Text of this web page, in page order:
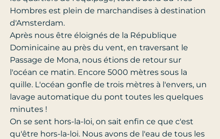
Hombres est plein de marchandises à destination
d'Amsterdam.
Après nous être éloignés de la République
Dominicaine au près du vent, en traversant le
Passage de Mona, nous étions de retour sur
l'océan ce matin. Encore 5000 mètres sous la
quille. L'océan gonfle de trois mètres à l'envers, un
lavage automatique du pont toutes les quelques
minutes !
On se sent hors-la-loi, on sait enfin ce que c'est
qu'être hors-la-loi. Nous avons de l'eau de tous les